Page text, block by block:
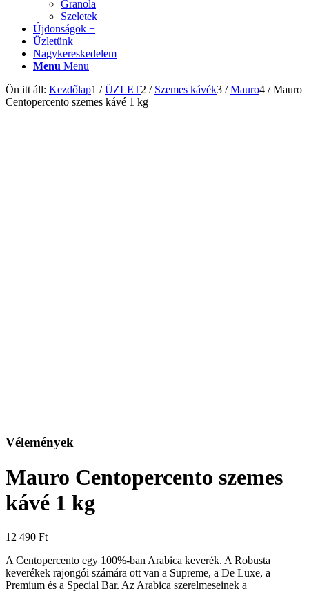
Granola
Szeletek
Újdonságok +
Üzletünk
Nagykereskedelem
Menu Menu
Ön itt áll: Kezdőlap1 / ÜZLET2 / Szemes kávék3 / Mauro4 / Mauro
Centopercento szemes kávé 1 kg
Vélemények
Mauro Centopercento szemes
kávé 1 kg
12 490 Ft
A Centopercento egy 100%-ban Arabica keverék. A Robusta
keverékek rajongói számára ott van a Supreme, a De Luxe, a
Premium és a Special Bar. Az Arabica szerelmeseinek a